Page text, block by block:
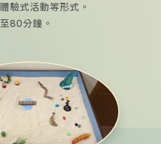
驗式活動等形式。
80分鐘。